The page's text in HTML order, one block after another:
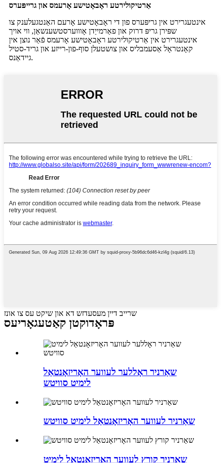
אַרטיקולירטע ראָבאָטישע אָרעמס און גרייפּערס
אינטעגרירט אין גריפּערס פון די ראָבאָטישע אָרעם האַנטגעלענק צו
שפּירן גריפּ דרוק און פאַרמייַדן אָוווערסטשענשאַן, ווי אויך
אינטעגרירט אין אַרטיקולירטע ראָבאָטישע אָרעמס פֿאַר נוצן אין
קאָנטראָל אַסעמבליס און צושטעלן סוף-פון-רייזע און גריד-סטיל
גיידאַנס.
שרייב דיין מעסעדזש דא און שיקט עס צו אונז
פּראָדוקטן קאַטעגאָריעס
שאַרניר ראָללער לעווער האָריזאָנטאַל
לימיט סוויטש
שאַרניר לעווער האָריזאָנטאַל לימיט סוויטש
שאַרניר קורץ לעווער האָריזאָנטאַל לימיט